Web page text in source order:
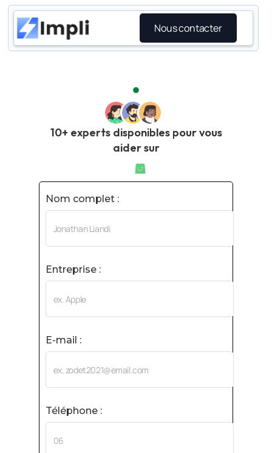
Nous contacter
10+ experts disponibles pour vous
aider sur
Nom complet :
Entreprise :
E-mail :
Téléphone :